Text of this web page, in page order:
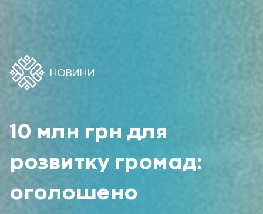
НОВИНИ
10 млн грн для
розвитку громад:
оголошено